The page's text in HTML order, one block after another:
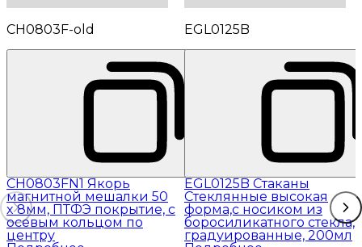
CH0803F-old
CH0803FN1 Якорь
магнитной мешалки 50
x 8мм, ПТФЭ покрытие, с
осевым кольцом по
центру
EGL0125B
EGL0125B Стаканы
Стеклянные высокая
форма,с носиком из
боросиликатного стекла,
градуированные, 200мл